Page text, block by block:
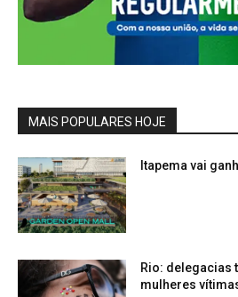
MAIS POPULARES HOJE
Itapema vai
Rio: delegacias
mulheres